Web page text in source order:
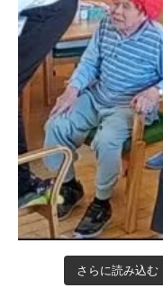
さらに読み込む